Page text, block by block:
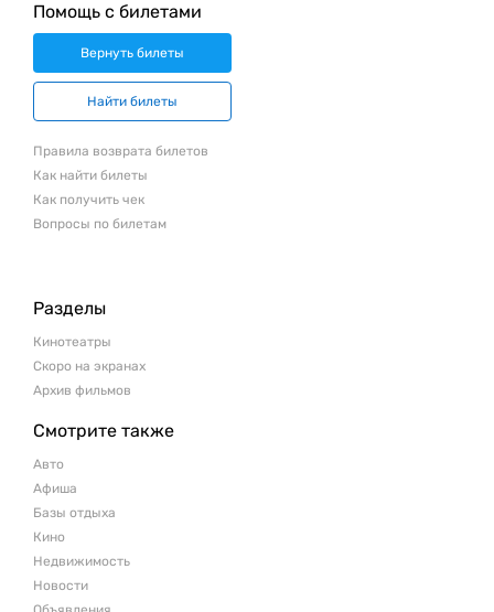
Помощь с билетами
Вернуть билеты
Найти билеты
Правила возврата билетов
Как найти билеты
Как получить чек
Вопросы по билетам
Разделы
Кинотеатры
Скоро на экранах
Архив фильмов
Смотрите также
Авто
Афиша
Базы отдыха
Кино
Недвижимость
Новости